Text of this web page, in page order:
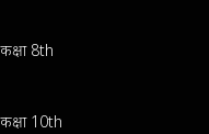
कक्षा 8th
कक्षा 10th